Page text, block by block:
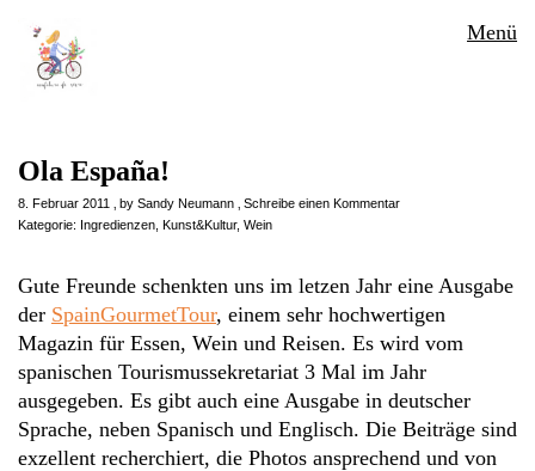
Menü
Ola España!
8. Februar 2011 by Sandy Neumann
Schreibe einen Kommentar
Kategorie: Ingredienzen Kunst&Kultur, Wein
Gute Freunde schenkten uns im letzen Jahr eine Ausgabe
der SpainGourmetTour, einem sehr hochwertigen
Magazin für Essen, Wein und Reisen. Es wird vom
spanischen Tourismussekretariat 3 Mal im Jahr
ausgegeben. Es gibt auch eine Ausgabe in deutscher
Sprache, neben Spanisch und Englisch. Die Beiträge sind
exzellent recherchiert, die Photos ansprechend und von